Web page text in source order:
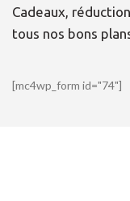
Cadeaux,
tous nos bons
[mc4wp_form id="74"]